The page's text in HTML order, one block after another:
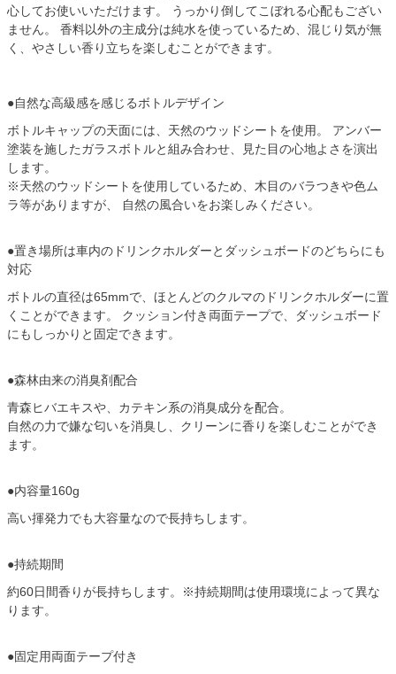
心してお使いいただけます。 うっかり倒してこぼれる心配もござい
ません。 香料以外の主成分は純水を使っているため、混じり気が無
く、やさしい香り立ちを楽しむことができます。
●自然な高級感を感じるボトルデザイン
ボトルキャップの天面には、天然のウッドシートを使用。 アンバー
塗装を施したガラスボトルと組み合わせ、見た目の心地よさを演出
します。
※天然のウッドシートを使用しているため、木目のバラつきや色ム
ラ等がありますが、 自然の風合いをお楽しみください。
●置き場所は車内のドリンクホルダーとダッシュボードのどちらにも
対応
ボトルの直径は65mmで、ほとんどのクルマのドリンクホルダーに置
くことができます。 クッション付き両面テープで、ダッシュボード
にもしっかりと固定できます。
●森林由来の消臭剤配合
青森ヒバエキスや、カテキン系の消臭成分を配合。
自然の力で嫌な匂いを消臭し、クリーンに香りを楽しむことができ
ます。
●内容量160g
高い揮発力でも大容量なので長持ちします。
●持続期間
約60日間香りが長持ちします。※持続期間は使用環境によって異な
ります。
●固定用両面テープ付き